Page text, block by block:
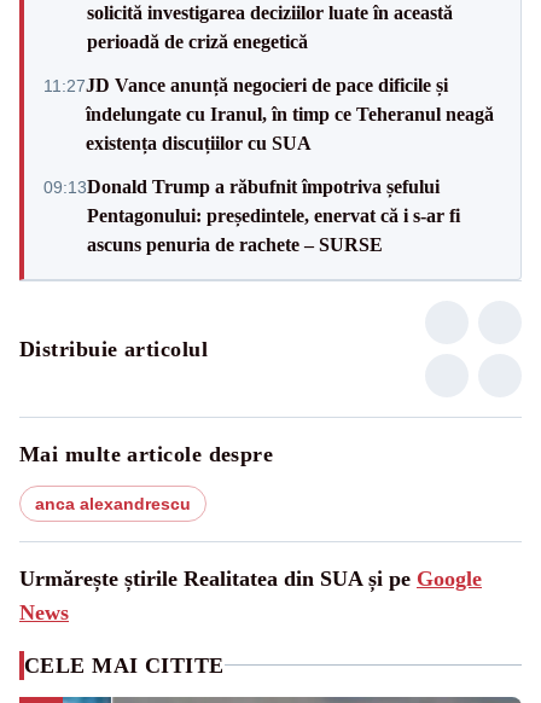
solicită investigarea deciziilor luate în această
perioadă de criză enegetică
11:27JD Vance anunță negocieri de pace dificile și
îndelungate cu Iranul, în timp ce Teheranul neagă
existența discuțiilor cu SUA
09:13Donald Trump a răbufnit împotriva șefului
Pentagonului: președintele, enervat că i s-ar fi
ascuns penuria de rachete – SURSE
Distribuie articolul
Mai multe articole despre
anca alexandrescu
Urmărește știrile Realitatea din SUA și pe Google
News
CELE MAI CITITE